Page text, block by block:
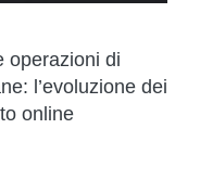
operazioni di
l’evoluzione dei
online